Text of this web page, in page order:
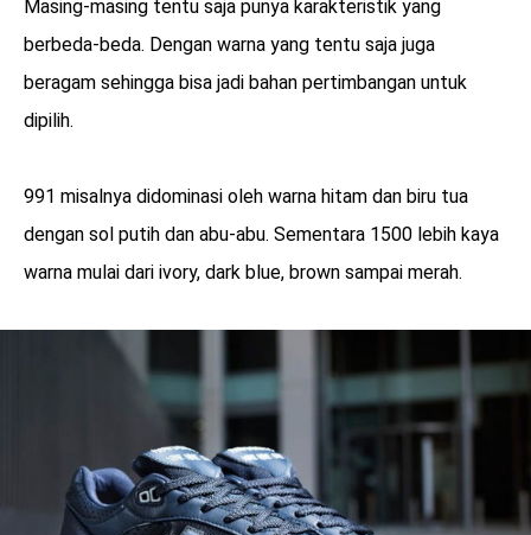
Masing-masing tentu saja punya karakteristik yang
berbeda-beda. Dengan warna yang tentu saja juga
beragam sehingga bisa jadi bahan pertimbangan untuk
dipilih.
991 misalnya didominasi oleh warna hitam dan biru tua
dengan sol putih dan abu-abu. Sementara 1500 lebih kaya
warna mulai dari ivory, dark blue, brown sampai merah.